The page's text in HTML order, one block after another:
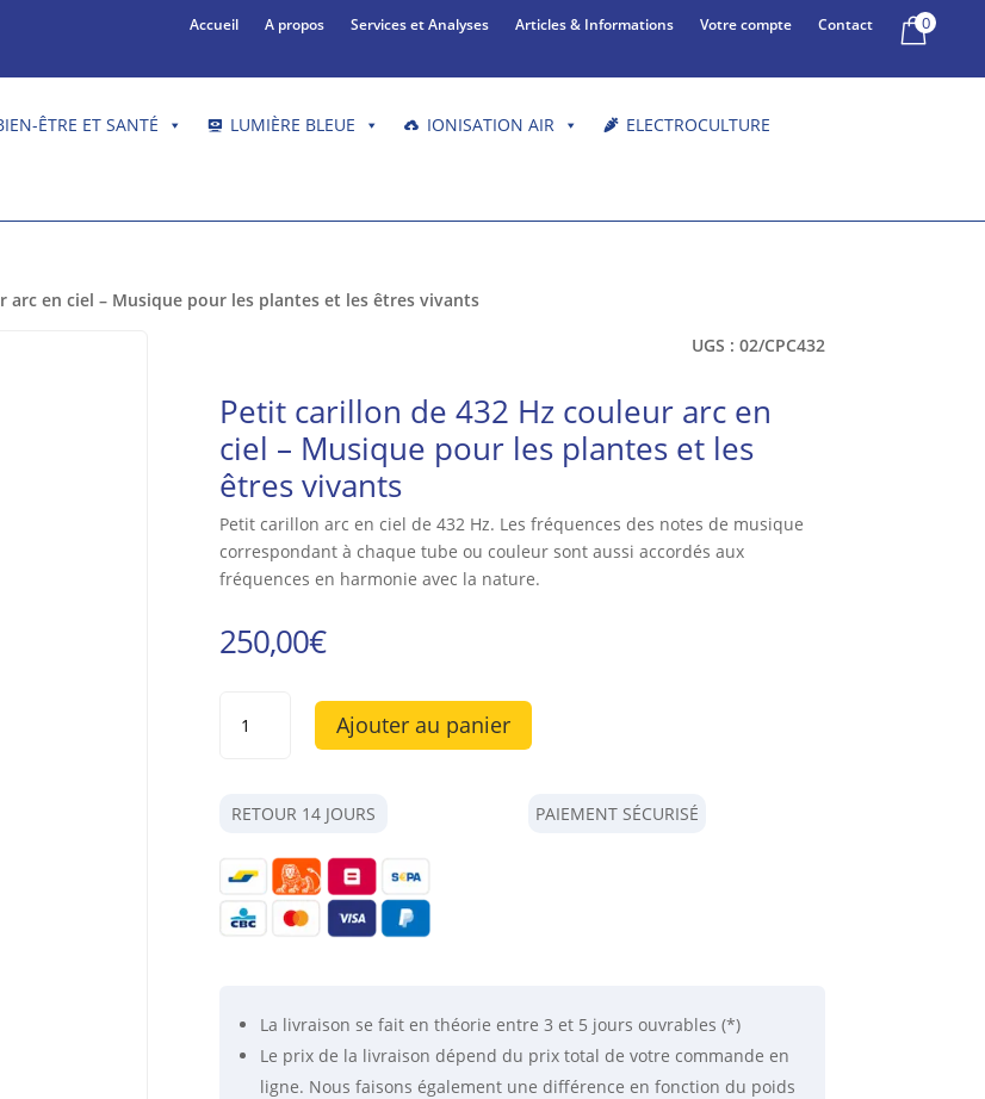
Accueil A propos Services et Analyses Articles & Informations Votre compte Contact 0
ÊTRE ET SANTÉ LUMIÈRE BLEUE IONISATION AIR ELECTROCULTURE
arc en ciel – Musique pour les plantes et les êtres vivants
UGS : 02/CPC432
Petit carillon de 432 Hz couleur arc en
ciel – Musique pour les plantes et les
êtres vivants
Petit carillon arc en ciel de 432 Hz. Les fréquences des notes de musique
correspondant à chaque tube ou couleur sont aussi accordés aux
fréquences en harmonie avec la nature.
250,00€
de
Hz
couleur
arc
Musique
pour
Ajouter au panier
RETOUR 14 JOURS PAIEMENT SÉCURISÉ
La livraison se fait en théorie entre 3 et 5 jours ouvrables (*)
Le prix de la livraison dépend du prix total de votre commande en
ligne. Nous faisons également une différence en fonction du poids